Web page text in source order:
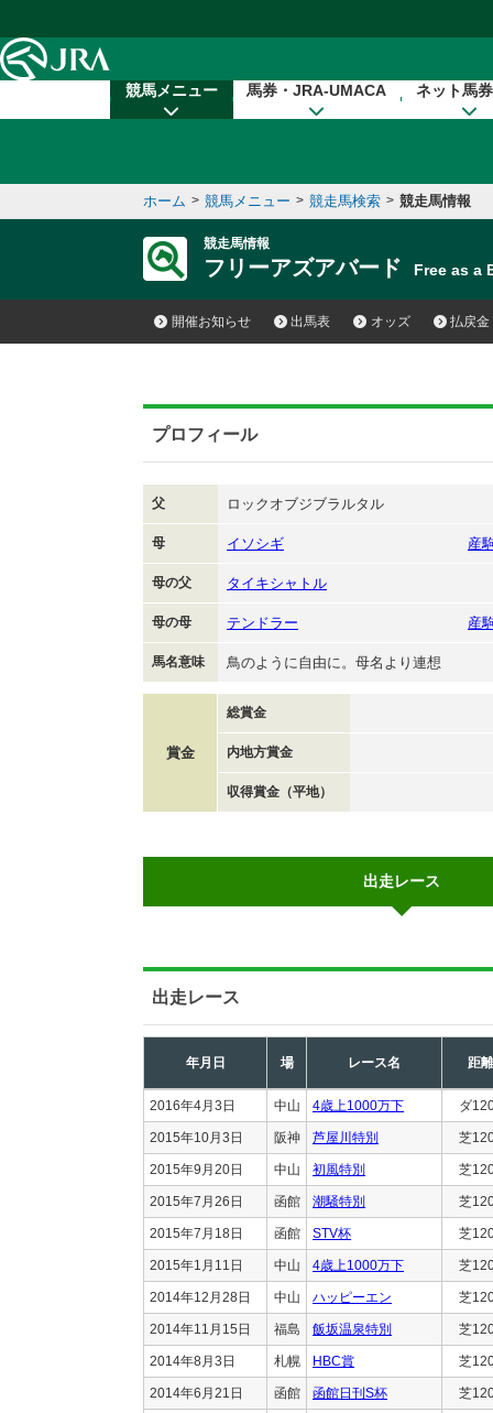
競馬メニュー 馬券・JRA-UMACA ネット馬
ホーム > 競馬メニュー > 競走馬検索 > 競走馬情報
競走馬情報
フリーアズアバード Free as a
開催お知らせ 出馬表 オッズ 払戻金
プロフィール
父 ロックオブジブラルタル
母 イソシギ 産
母の父 タイキシャトル
母の母 テンドラー 産
馬名意味 鳥のように自由に。母名より連想
賞金
総賞金
内地方賞金
収得賞金（平地）
出走レース
出走レース
年月日 場 レース名 距離
2016年4月3日 中山 4歳上1000万下 ダ
2015年10月3日 阪神 芦屋川特別 芝
2015年9月20日 中山 初風特別 芝
2015年7月26日 函館 潮騒特別 芝
2015年7月18日 函館 STV杯 芝
2015年1月11日 中山 4歳上1000万下 芝
2014年12月28日 中山 ハッピーエン 芝
2014年11月15日 福島 飯坂温泉特別 芝
2014年8月3日 札幌 HBC賞 芝
2014年6月21日 函館 函館日刊S杯 芝